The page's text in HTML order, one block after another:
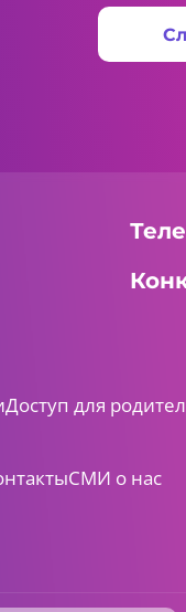
Доступ для
СМИ о нас